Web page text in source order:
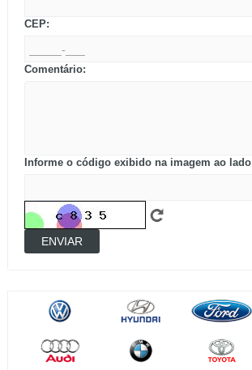
CEP:
Comentário:
Informe o código exibido na imagem ao lado
ENVIAR